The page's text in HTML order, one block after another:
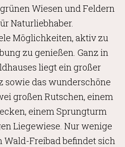
Wiesen und Feldern
Naturliebhaber.
Möglichkeiten, aktiv zu
zu genießen. Ganz in
liegt ein großer
sowie das wunderschöne
großen Rutschen, einem
einem Sprungturm
Liegewiese. Nur wenige
Freibad befindet sich